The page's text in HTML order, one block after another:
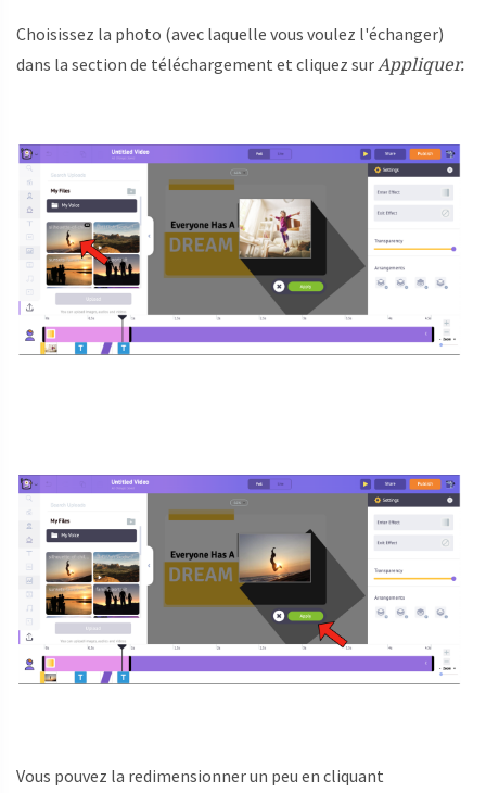
Choisissez la photo (avec laquelle vous voulez l'échanger)
dans la section de téléchargement et cliquez surAppliquer.
Vous pouvez la redimensionner un peu en cliquant